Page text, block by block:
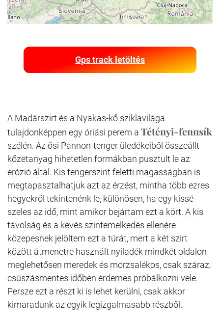
Gps track letöltés
A Madárszirt és a Nyakas-kő sziklavilága
tulajdonképpen egy óriási perem a Tétényi-fennsík
szélén. Az ősi Pannon-tenger üledékeiből összeállt
kőzetanyag hihetetlen formákban pusztult le az
erózió által. Kis tengerszint feletti magasságban is
megtapasztalhatjuk azt az érzést, mintha több ezres
hegyekről tekintenénk le, különösen, ha egy kissé
szeles az idő, mint amikor bejártam ezt a kört. A kis
távolság és a kevés szintemelkedés ellenére
közepesnek jelöltem ezt a túrát, mert a két szirt
között átmenetre használt nyiladék mindkét oldalon
meglehetősen meredek és morzsalékos, csak száraz,
csúszásmentes időben érdemes próbálkozni vele.
Persze ezt a részt ki is lehet kerülni, csak akkor
kimaradunk az egyik legizgalmasabb részből.